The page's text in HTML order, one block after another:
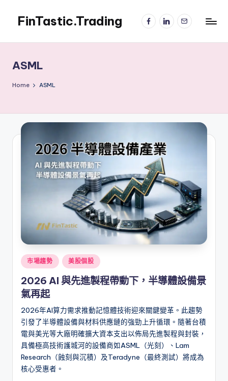
content
FinTastic.Trading
美
股
交
FacebookLinkedIn
電
子
ASML
Home ASML
Posted
in
市場趨勢 美股個股
2026 AI 與先進製程帶動下，半導體設備景
氣再起
2026年AI算力需求推動記憶體技術迎來關鍵變革。此趨勢
引發了半導體設備與材料供應鏈的強勁上升循環。隨著台積
電與美光等大廠明確擴大資本支出以佈局先進製程與封裝，
具備極高技術護城河的設備商如ASML（光刻）、Lam
Research（蝕刻與沉積）及Teradyne（最終測試）將成為
核心受惠者。